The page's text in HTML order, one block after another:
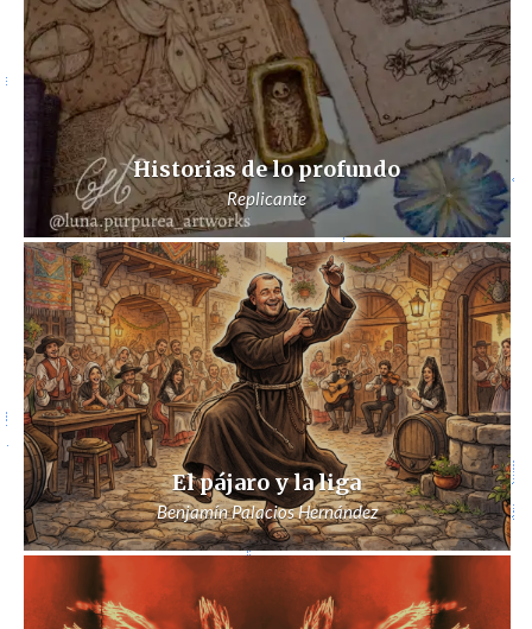
Historias de lo profundo
Replicante
El pájaro y la liga
Benjamín Palacios Hernández